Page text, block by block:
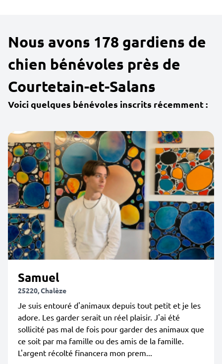
Nous avons 178 gardiens de
chien bénévoles près de
Courtetain-et-Salans
Voici quelques bénévoles inscrits récemment :
Samuel
25220, Chalèze
Je suis entouré d'animaux depuis tout petit et je les
adore. Les garder serait un réel plaisir. J'ai été
sollicité pas mal de fois pour garder des animaux que
ce soit par ma famille ou des amis de la famille.
L'argent récolté financera mon prem...